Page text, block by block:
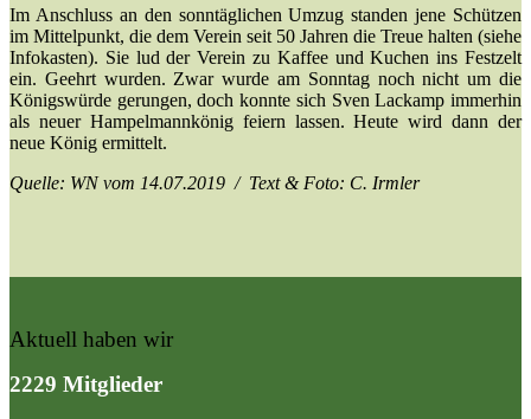
Im Anschluss an den sonntäglichen Umzug standen jene Schützen
im Mittelpunkt, die dem Verein seit 50 Jahren die Treue halten (siehe
Infokasten). Sie lud der Verein zu Kaffee und Kuchen ins Festzelt
ein. Geehrt wurden. Zwar wurde am Sonntag noch nicht um die
Königswürde gerungen, doch konnte sich Sven Lackamp immerhin
als neuer Hampelmannkönig feiern lassen. Heute wird dann der
neue König ermittelt.
Quelle: WN vom 14.07.2019 / Text & Foto: C. Irmler
Aktuell haben wir
2229 Mitglieder